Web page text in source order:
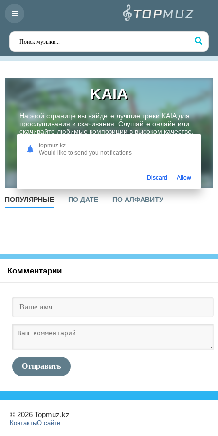
KAIA
На этой странице вы найдете лучшие треки KAIA для
прослушивания и скачивания. Слушайте онлайн или
скачивайте любимые композиции в высоком качестве.
перспективных артистов Казахстана!
ПОПУЛЯРНЫЕ ПО ДАТЕ ПО АЛФАВИТУ
Комментарии
Отправить
© 2026 Topmuz.kz
КонтактыО сайте
topmuz.kz
Would like to send you notifications
Discard Allow